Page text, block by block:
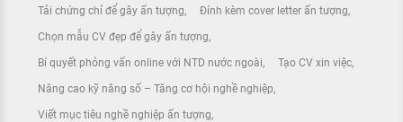
Tải chứng chỉ để gây ấn tượng Đính kèm cover letter ấn tượng
Chọn mẫu CV đẹp để gây ấn tượng
Bí quyết phỏng vấn online với NTD nước ngoài Tạo CV xin việc
Nâng cao kỹ năng số – Tăng cơ hội nghề nghiệp
Viết mục tiêu nghề nghiệp ấn tượng